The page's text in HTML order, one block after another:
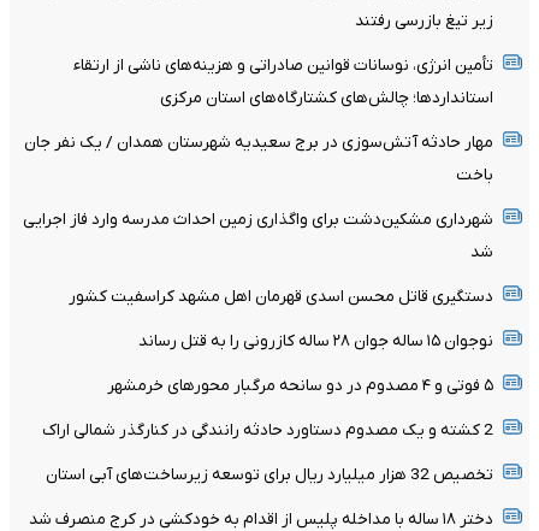
زیر تیغ بازرسی رفتند
تأمین انرژی، نوسانات قوانین صادراتی و هزینه‌های ناشی از ارتقاء
استانداردها؛ چالش‌های کشتارگاه‌های استان مرکزی
مهار حادثه آتش‌سوزی در برج سعیدیه شهرستان همدان / یک نفر جان
باخت
شهرداری مشکین‌دشت برای واگذاری زمین احداث مدرسه وارد فاز اجرایی
شد
دستگیری قاتل محسن اسدی قهرمان اهل مشهد کراسفیت کشور
نوجوان ۱۵ ساله جوان ۲۸ ساله کازرونی را به قتل رساند
۵ فوتی و ۴ مصدوم در دو سانحه مرگبار محورهای خرمشهر
2 کشته و یک مصدوم دستاورد حادثه رانندگی در کنارگذر شمالی اراک
تخصیص 32 هزار میلیارد ریال برای توسعه زیرساخت‌های آبی استان
دختر ۱۸ ساله با مداخله پلیس از اقدام به خودکشی در کرج منصرف شد